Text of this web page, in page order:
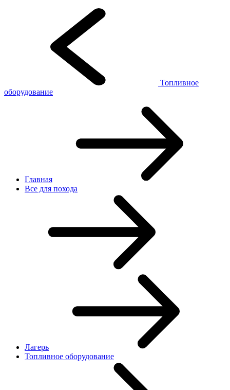
Топливное
оборудование
Главная
Все для похода
Лагерь
Топливное оборудование